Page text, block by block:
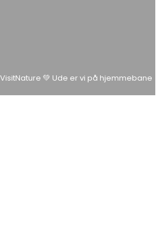
💚 Ude er vi på hjemmebane